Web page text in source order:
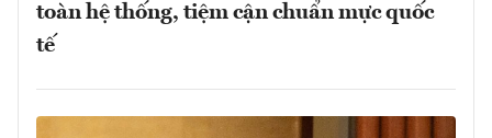
toàn hệ thống, tiệm cận chuẩn mực quốc
tế